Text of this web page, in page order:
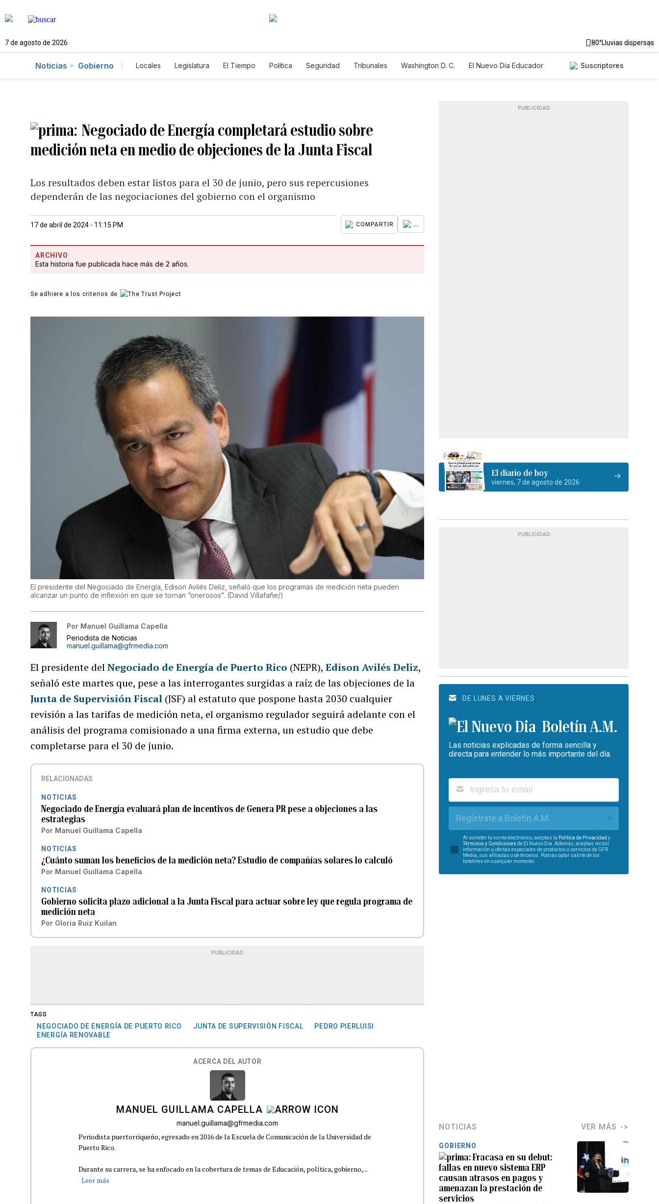
7 de agosto de 2026 80°Lluvias dispersas
Noticias Gobierno Locales Legislatura El Tiempo Política Seguridad Tribunales Washington D. C.
El Nuevo Día Educador
Suscriptores
Negociado de Energía completará estudio sobre
medición neta en medio de objeciones de la Junta Fiscal
Los resultados deben estar listos para el 30 de junio, pero sus repercusiones
dependerán de las negociaciones del gobierno con el organismo
17 de abril de 2024 - 11:15 PM COMPARTIR ...
ARCHIVO
Esta historia fue publicada hace más de 2 años.
Se adhiere a los criterios de
El presidente del Negociado de Energía, Edison Avilés Deliz, señaló que los programas de medición neta pueden
alcanzar un punto de inflexión en que se tornan “onerosos”. (David Villafañe/)
Por Manuel Guillama Capella
Periodista de Noticias
manuel.guillama@gfrmedia.com
El presidente delNegociado de Energía de Puerto Rico (NEPR),Edison Avilés Deliz,
señaló este martes que, pese a las interrogantes surgidas a raíz de las objeciones de la
Junta de Supervisión Fiscal (JSF) al estatuto que pospone hasta 2030 cualquier
revisión a las tarifas de medición neta, el organismo regulador seguirá adelante con el
análisis del programa comisionado a una firma externa, un estudio que debe
completarse para el 30 de junio.
RELACIONADAS
NOTICIAS
Negociado de Energía evaluará plan de incentivos de Genera PR pese a objeciones a las
estrategias
Por Manuel Guillama Capella
NOTICIAS
¿Cuánto suman los beneficios de la medición neta? Estudio de compañías solares lo calculó
Por Manuel Guillama Capella
NOTICIAS
Gobierno solicita plazo adicional a la Junta Fiscal para actuar sobre ley que regula programa de
medición neta
Por Gloria Ruiz Kuilan
PUBLICIDAD
TAGS
NEGOCIADO DE ENERGÍA DE PUERTO RICO JUNTA DE SUPERVISIÓN FISCAL
PEDRO PIERLUISI
ENERGÍA RENOVABLE
ACERCA DEL AUTOR
MANUEL GUILLAMA CAPELLA
manuel.guillama@gfrmedia.com
Periodista puertorriqueño, egresado en 2016 de la Escuela de Comunicación de la Universidad de
Puerto Rico.
Durante su carrera, se ha enfocado en la cobertura de temas de Educación, política, gobierno,...
Leer más
PUBLICIDAD
El diario de hoy
viernes, 7 de agosto de 2026
PUBLICIDAD
DE LUNES A VIERNES
Boletín A.M.
Las noticias explicadas de forma sencilla y
directa para entender lo más importante del día.
Regístrate a Boletín A.M.
Al someter tu correo electrónico, aceptas la Política de Privacidad y
Términos y Condiciones de El Nuevo Día. Además, aceptas recibir
información u ofertas especiales de productos o servicios de GFR
Media, sus afiliadas o de terceros. Podrás optar salirte de los
boletines en cualquier momento.
NOTICIAS VER MÁS
GOBIERNO
Fracasa en su debut:
fallas en nuevo sistema ERP
causan atrasos en pagos y
amenazan la prestación de
servicios